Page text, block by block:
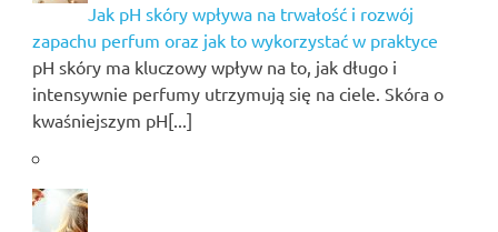
Jak pH skóry wpływa na trwałość i rozwój
zapachu perfum oraz jak to wykorzystać w praktyce
pH skóry ma kluczowy wpływ na to, jak długo i
intensywnie perfumy utrzymują się na ciele. Skóra o
kwaśniejszym pH[...]